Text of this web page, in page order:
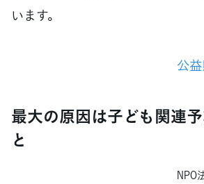
います。
公
最大の原因は子ども関連
と
NPO